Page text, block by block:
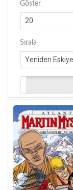
Göster
Sırala